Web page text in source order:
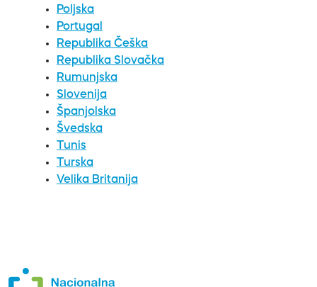
Poljska
Portugal
Republika Češka
Republika Slovačka
Rumunjska
Slovenija
Španjolska
Švedska
Tunis
Turska
Velika Britanija